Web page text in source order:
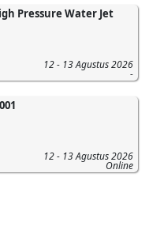
Pressure Water Jet
12 - 13 Agustus 2026
-
12 - 13 Agustus 2026
Online